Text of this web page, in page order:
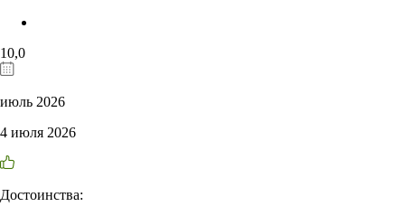
10,0
июль 2026
4 июля 2026
Достоинства: